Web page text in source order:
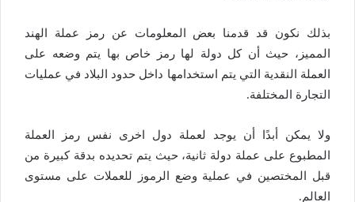
بذلك نكون قد قدمنا بعض المعلومات عن رمز عملة الهند
المميز، حيث أن كل دولة لها رمز خاص بها يتم وضعه على
العملة النقدية التي يتم استخدامها داخل حدود البلاد في عمليات
التجارة المختلفة.
ولا يمكن أبدًا أن يوجد لعملة دول اخرى نفس رمز العملة
المطبوع على عملة دولة ثانية، حيث يتم تحديده بدقة كبيرة من
قبل المختصين في عملية وضع الرموز للعملات على مستوى
العالم.